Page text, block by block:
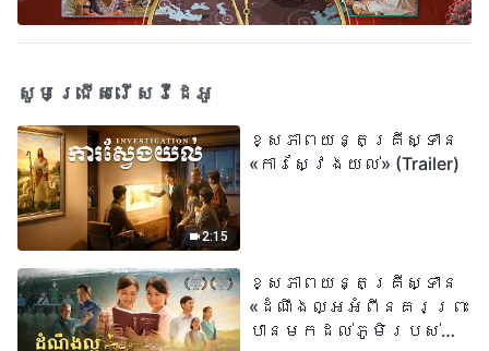
សូមជ្រើសរើសវីដេអូ
2:15
ខ្សែភាពយន្តគ្រីស្ទាន
«ការស្វែងយល់» (Trailer)
ខ្សែភាពយន្តគ្រីស្ទាន
«ដំណឹងល្អអំពីនគរព្រះ
បានមកដល់​ភូមិរបស់